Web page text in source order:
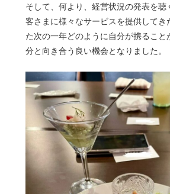
そして、何より、経営状況の発表を聴
客さまに様々なサービスを提供してき
た次の一年どのように自分が携ること
分と向き合う良い機会となりました。